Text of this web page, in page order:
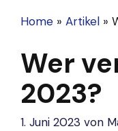
Home » Artikel »
Wer
2023?
1. Juni 2023 von